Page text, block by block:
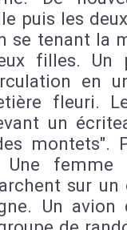
puis les
se tenant la
filles. Un
en
fleuri.
un
montets".
Une femme
sur un
Un avion